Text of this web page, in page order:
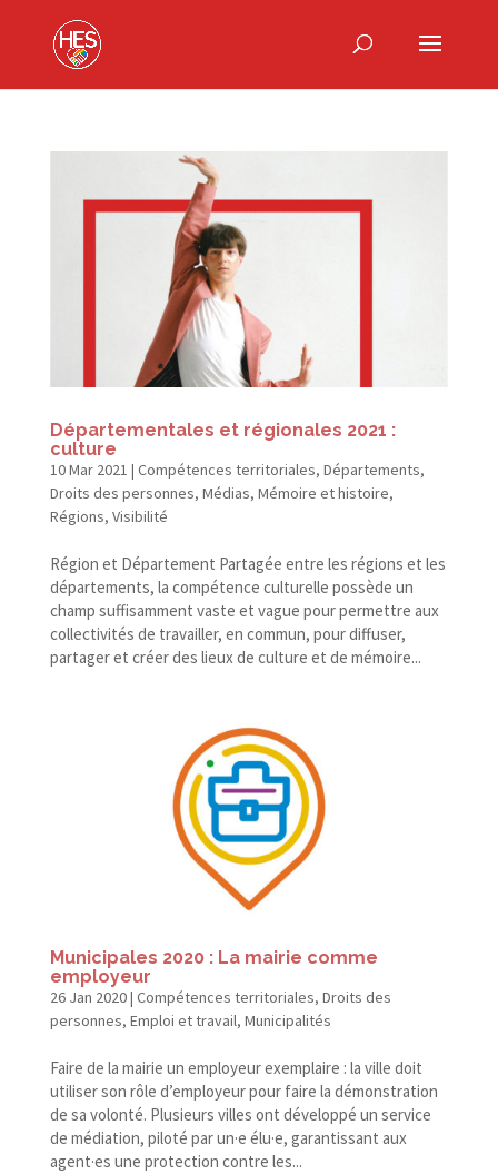
Départementales et régionales 2021 :
culture
10 Mar 2021 | Compétences territoriales, Départements,
Droits des personnes, Médias, Mémoire et histoire,
Régions, Visibilité
Région et Département Partagée entre les régions et les
départements, la compétence culturelle possède un
champ suffisamment vaste et vague pour permettre aux
collectivités de travailler, en commun, pour diffuser,
partager et créer des lieux de culture et de mémoire...
Municipales 2020 : La mairie comme
employeur
26 Jan 2020| Compétences territoriales, Droits des
personnes, Emploi et travail, Municipalités
Faire de la mairie un employeur exemplaire : la ville doit
utiliser son rôle d’employeur pour faire la démonstration
de sa volonté. Plusieurs villes ont développé un service
de médiation, piloté par un·e élu·e, garantissant aux
agent·es une protection contre les...